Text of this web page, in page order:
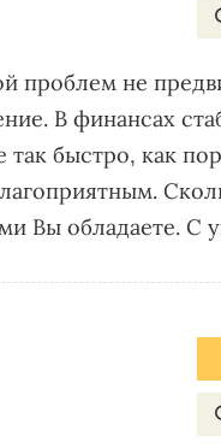
проблем не
В финансах
быстро, как
Вы обладаете. С